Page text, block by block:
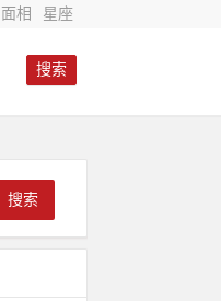
面相 星座
搜索
搜索